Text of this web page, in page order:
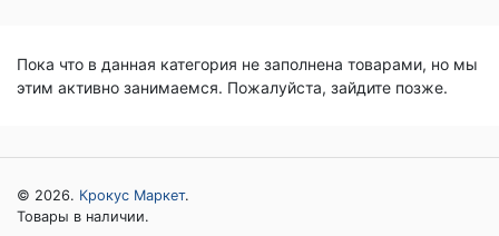
Пока что в данная категория не заполнена товарами, но мы
этим активно занимаемся. Пожалуйста, зайдите позже.
© 2026. Крокус Маркет.
Товары в наличии.